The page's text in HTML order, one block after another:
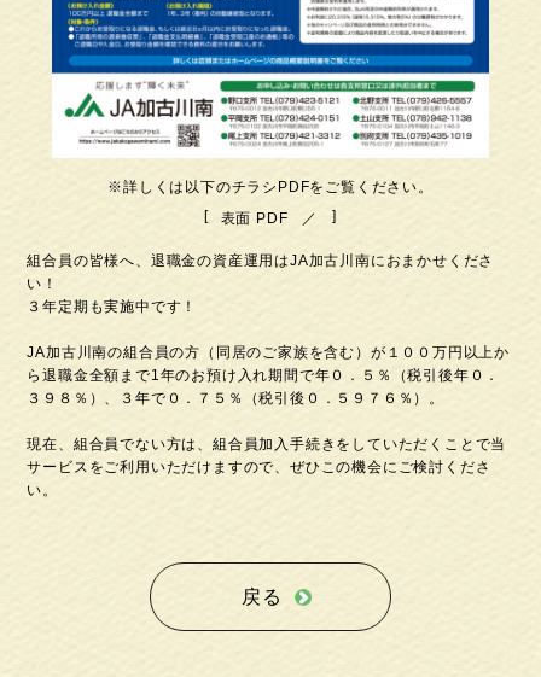
組合員の皆様へ、退職金の資産運用はJA加古川南におまかせくださ
い！
３年定期も実施中です！
JA加古川南の組合員の方（同居のご家族を含む）が１００万円以上か
ら退職金全額まで1年のお預け入れ期間で年０．５％（税引後年０．
３９８％）、３年で０．７５％（税引後０．５９７６％）。
現在、組合員でない方は、組合員加入手続きをしていただくことで当
サービスをご利用いただけますので、ぜひこの機会にご検討くださ
い。
※詳しくは以下のチラシPDFをご覧ください。
表面 PDF
戻る